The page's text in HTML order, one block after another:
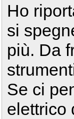
Ho
si
più. Da
Se ci
elettrico